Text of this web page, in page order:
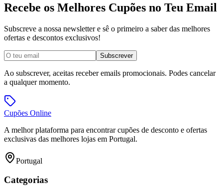
Recebe os Melhores Cupões no Teu Email
Subscreve a nossa newsletter e sê o primeiro a saber das melhores
ofertas e descontos exclusivos!
Subscrever
Ao subscrever, aceitas receber emails promocionais. Podes cancelar
a qualquer momento.
Cupões Online
A melhor plataforma para encontrar cupões de desconto e ofertas
exclusivas das melhores lojas em Portugal.
Portugal
Categorias